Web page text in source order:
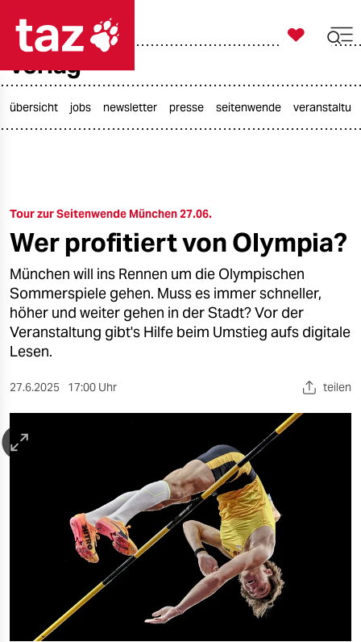
taz zahl ich
öko
gesellschaft
kultur
sport
berlin
nord
wahrheit
veranstaltungen
fragen & hilfe
unterstützen

taz zahl ich
verlag
übersicht jobs newsletter presse seitenwende
Tour zur Seitenwende München 27.06.
Wer profitiert von Olympia?
München will ins Rennen um die Olympischen
Sommerspiele gehen. Muss es immer schneller,
höher und weiter gehen in der Stadt? Vor der
Veranstaltung gibt's Hilfe beim Umstieg aufs digitale
Lesen.
27.6.2025 17:00 Uhr teilen